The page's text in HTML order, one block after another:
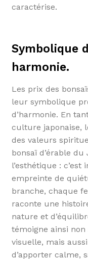
caractérise.
Symbolique
harmonie.
Les prix des
leur symbolique
d’harmonie. En
culture japonaise,
des valeurs
bonsaï d’érable
l’esthétique :
empreinte de
branche, chaque
raconte une
nature et
témoigne ainsi
visuelle, mais
d’apporter calme,